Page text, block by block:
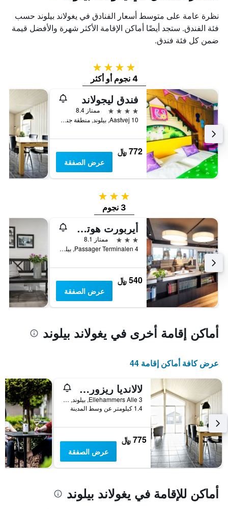
نظرة عامة على متوسط أسعار الفنادق في يغولاند بيلوند حسب
فئة الفندق. ستجد أيضًا أماكن الإقامة الأكثر شهرة والأفضل قيمة
ضمن كل فئة فندق.
4 نجوم
4 نجوم أو أكثر
فندق ليجولاند
4 نجوم
ممتاز 8.4
Aastvej 10, بيلوند, منطقة جنوب الدنمارك, الدانمارك
772 ﷼
عرض الصفقة
3 نجوم
3 نجوم
أيربورت هوتل، بيلاند
3 نجوم
ممتاز 8.1
Passager Terminalen 4, بيلوند, منطقة جنوب الدنمارك, الدانمارك
540 ﷼
عرض الصفقة
أماكن إقامة أخرى في يغولاند بيلوند
عرض كافة أماكن إقامة 44
لالانديا ريزورت بيلوند
Ellehammers Alle 3, بيلوند, منطقة جنوب الدنمارك, الدانمارك
1.4 كيلومتر عن وسط المدينة
775 ﷼
عرض الصفقة
أماكن للإقامة في يغولاند بيلوند